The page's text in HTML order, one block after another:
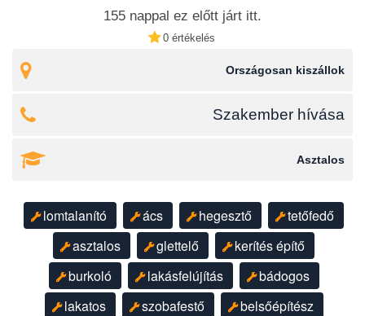
155 nappal ez előtt járt itt.
0 értékelés
Országosan kiszállok
Szakember hívása
Asztalos
lomtalanító ács hegesztő
tetőfedő
asztalos
glettelő
kerítés építő
burkoló
lakásfelújítás
bádogos
lakatos
szobafestő
belsőépítész